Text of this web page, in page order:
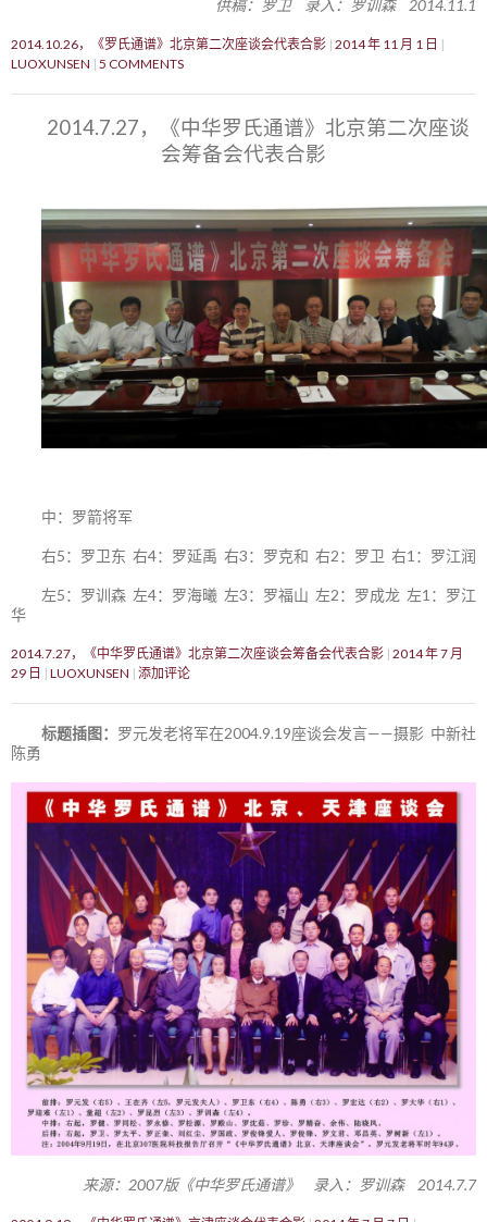
供稿：罗卫 录入：罗训森 2014.11.1
2014.10.26，《罗氏通谱》北京第二次座谈会代表合影 2014 年 11 月 1 日
LUOXUNSEN 5 COMMENTS
2014.7.27，《中华罗氏通谱》北京第二次座谈
会筹备会代表合影
中：罗箭将军
右5：罗卫东 右4：罗延禹 右3：罗克和 右2：罗卫 右1：罗江润
左5：罗训森 左4：罗海曦 左3：罗福山 左2：罗成龙 左1：罗江
华
2014.7.27，《中华罗氏通谱》北京第二次座谈会筹备会代表合影 2014 年 7 月
29 日
LUOXUNSEN 添加评论
标题插图： 罗元发老将军在2004.9.19座谈会发言——摄影 中新社
陈勇
来源：2007版《中华罗氏通谱》 录入：罗训森 2014.7.7